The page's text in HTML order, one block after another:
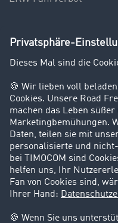
Unternehmen
Kunden werben Kunden
Success Stories
Karriere
Support
Kontakt
Rechtliches